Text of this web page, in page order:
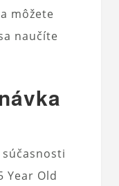
môžete
naučíte
súčasnosti
Year Old